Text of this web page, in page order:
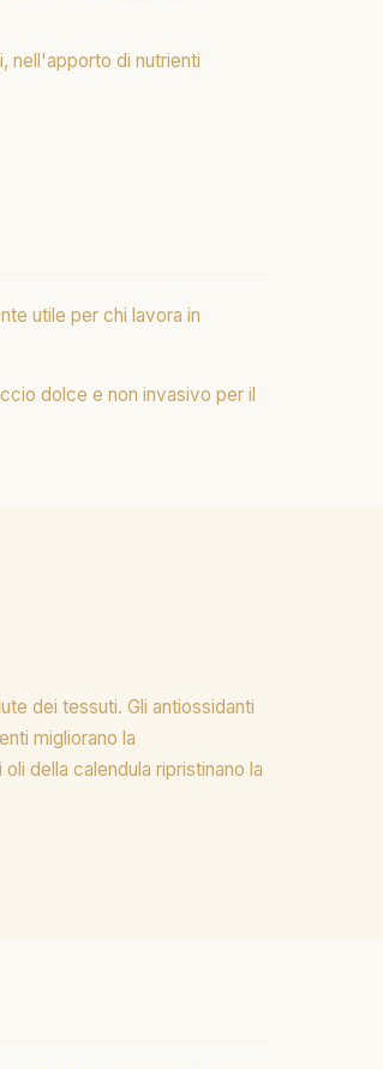
nell'apporto di nutrienti
utile per chi lavora in
dolce e non invasivo per il
dei tessuti. Gli antiossidanti
migliorano la
della calendula ripristinano la